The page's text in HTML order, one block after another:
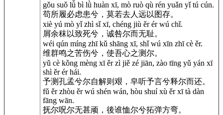
gǒu suǒ lǚ bì lǜ huàn xī, mò ruò qù rén yuǎn yǐ tú cún.
苟所履必虑患兮，莫若去人远以图存。
xiè yú mò yǐ zhì sǐ xī, chéng jiù ěr ér wú chǐ.
屑余秣以致死兮，诚咎尔而无耻。
wéi qún míng zhī kǔ shāng xī, shǐ wú xīn zhī cè ěr.
维群鸣之苦伤兮，使吾心之测尔。
yǔ cè kǒng mèng xī ěr zì jiě zé jiān, zào tīng yǔ yán xī
shì ěr ér hái.
予测孔孟兮尔自解则艰，皁听予言兮释尔而还。
fǔ ěr zhòu ěr wú shén wán, hòu shuí xù ěr xī tà dàn
fāng wān.
抚尔呪尔无甚顽，後谁恤尔兮拓弹方弯。